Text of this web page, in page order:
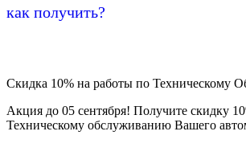
как получить?
Скидка 10% на работы по Техническому
Акция до 05 сентября! Получите скидку
Техническому обслуживанию Вашего